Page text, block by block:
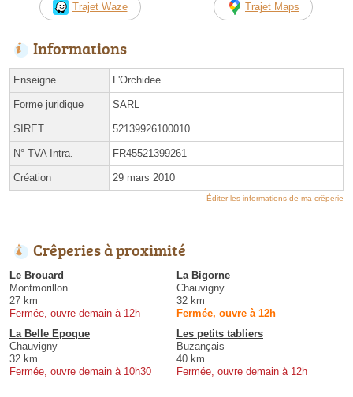
Trajet Waze Trajet Maps
Informations
Enseigne L'Orchidee
Forme juridique SARL
SIRET 52139926100010
N° TVA Intra. FR45521399261
Création 29 mars 2010
Éditer les informations de ma crêperie
Crêperies à proximité
Le Brouard
Montmorillon
27 km
Fermée, ouvre demain à 12h
La Bigorne
Chauvigny
32 km
Fermée, ouvre à 12h
La Belle Epoque
Chauvigny
32 km
Fermée, ouvre demain à 10h30
Les petits tabliers
Buzançais
40 km
Fermée, ouvre demain à 12h